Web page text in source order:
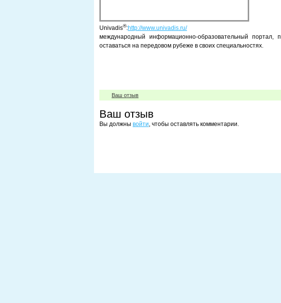
Univadis®:http://www.univadis.ru/
международный информационно-образовательный портал,
оставаться на передовом рубеже в своих специальностях.
Ваш отзыв
Ваш отзыв
Вы должны войти, чтобы оставлять комментарии.